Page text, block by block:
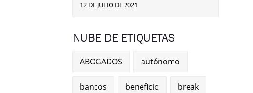
12 DE JULIO DE 2021
NUBE DE ETIQUETAS
ABOGADOS autónomo
bancos beneficio break